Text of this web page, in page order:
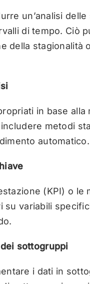
un’analisi
di tempo. Ciò
della stagionalità
in base alla
metodi
automatico.
(KPI) o le
su variabili
sottogruppi
i dati in